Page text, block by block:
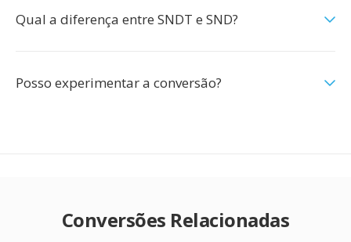
Qual a diferença entre SNDT e SND?
Posso experimentar a conversão?
Conversões Relacionadas